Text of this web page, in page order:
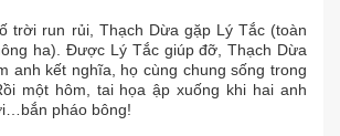
trời run rủi, Thạch Dừa gặp Lý Tắc (toàn
ha). Được Lý Tắc giúp đỡ, Thạch Dừa
anh kết nghĩa, họ cùng chung sống trong
một hôm, tai họa ập xuống khi hai anh
pháo bông!